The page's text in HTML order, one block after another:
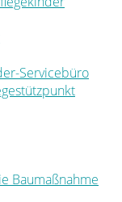
Servicebüro
Baumaßnahme